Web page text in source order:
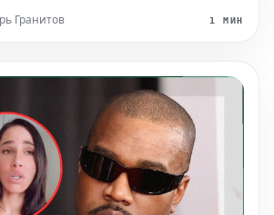
стиля, образа или
Гранитов 1 МИН